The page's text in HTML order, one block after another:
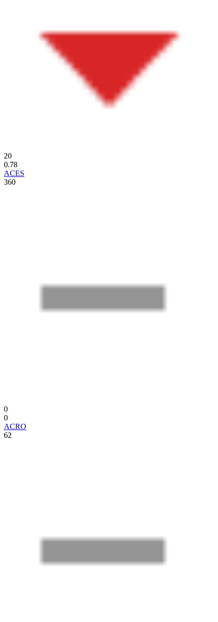
20
0.78
ACES
360
0
0
ACRO
62